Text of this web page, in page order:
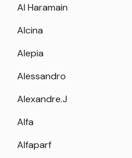
Al Haramain
Alcina
Alepia
Alessandro
Alexandre.J
Alfa
Alfaparf